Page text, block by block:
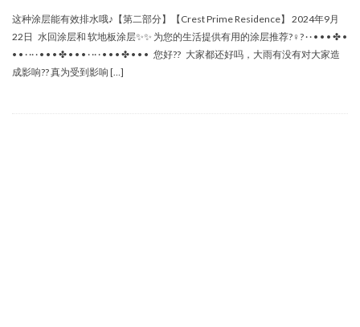
这种涂层能有效排水哦♪【第二部分】【Crest Prime Residence】 2024年9月
22日 水回涂层和 软地板涂层✨✨ 为您的生活提供有用的涂层推荐?‍♀️? · · • • • ✤ •
• • · ·· · • • • ✤ • • • · ·· · • • • ✤ • • • 您好?? 大家都还好吗，大雨有没有对大家造
成影响?? 真为受到影响 […]